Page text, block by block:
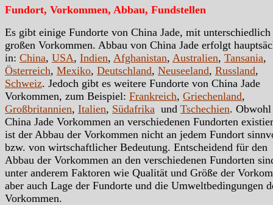
Fundort, Vorkommen, Abbau, Fundstellen
Es gibt einige Fundorte von China Jade, mit unterschiedlich
großen Vorkommen. Abbau von China Jade erfolgt
in: China, USA, Indien, Afghanistan, Australien, Tansania,
Österreich, Mexiko, Deutschland, Neuseeland, Russland,
Schweiz. Jedoch gibt es weitere Fundorte von China Jade
Vorkommen, zum Beispiel: Frankreich, Griechenland,
Großbritannien, Italien, Südafrika und Tschechien. Obwohl
China Jade Vorkommen an verschiedenen Fundorten
ist der Abbau der Vorkommen nicht an jedem Fundort
bzw. von wirtschaftlicher Bedeutung. Entscheidend für den
Abbau der Vorkommen an den verschiedenen Fundorten
unter anderem Faktoren wie Qualität und Größe der
aber auch Lage der Fundorte und die Umweltbedingungen
Vorkommen.